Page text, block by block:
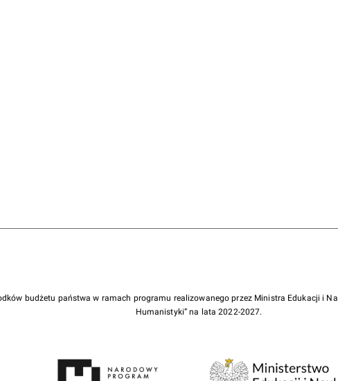
budżetu państwa w ramach programu realizowanego przez Ministra Edukacji i
Humanistyki” na lata 2022-2027.